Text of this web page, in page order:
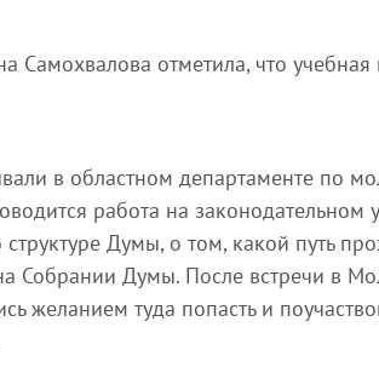
Самохвалова отметила, что
в областном департаменте по
работа на
Думы, о том, какой путь
Собрании Думы. После встречи в
желанием туда попасть и